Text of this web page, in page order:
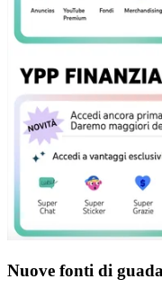
Nuove fonti di